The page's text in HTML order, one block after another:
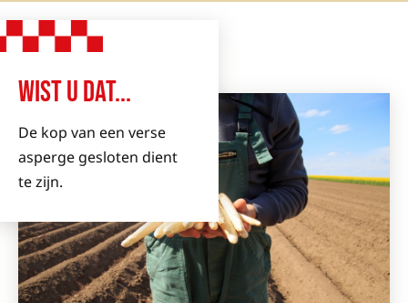
WIST U DAT...
De kop van een verse
asperge gesloten dient
te zijn.